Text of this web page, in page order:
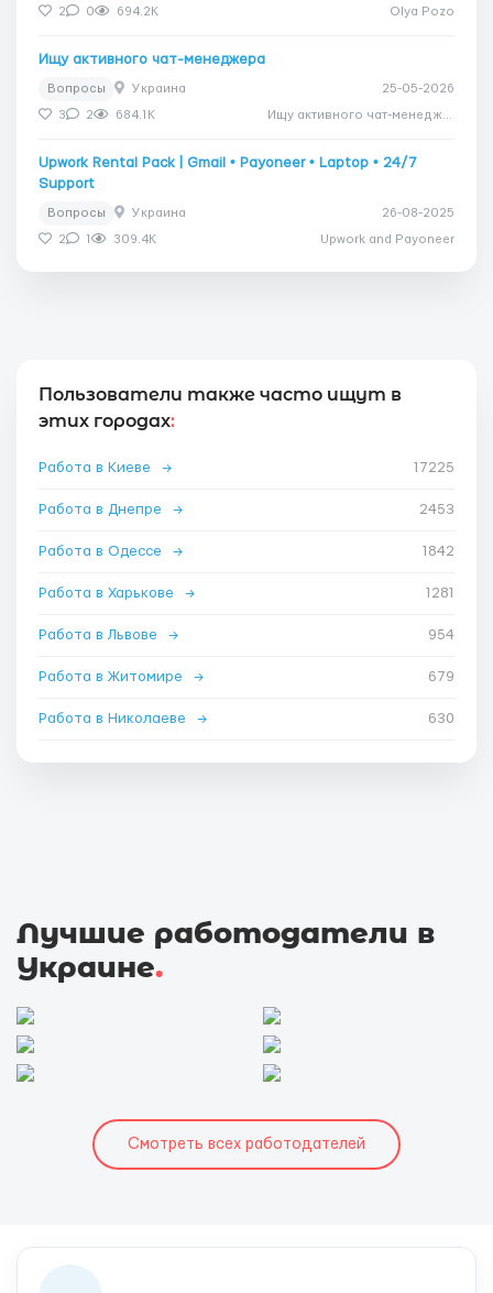
2 0 694.2K Olya Pozo
Ищу активного чат-менеджера
Вопросы Украина 25-05-2026
3 2 684.1K
Upwork Rental Pack | Gmail • Payoneer • Laptop • 24/7
Support
Вопросы Украина 26-08-2025
2 1 309.4K Upwork and Payoneer
Пользователи также часто ищут в
этих городах:
Работа в Киеве → 17225
Работа в Днепре → 2453
Работа в Одессе → 1842
Работа в Харькове → 1281
Работа в Львове → 954
Работа в Житомире → 679
Работа в Николаеве → 630
Лучшие работодатели в
Украине.
Смотреть всех работодателей